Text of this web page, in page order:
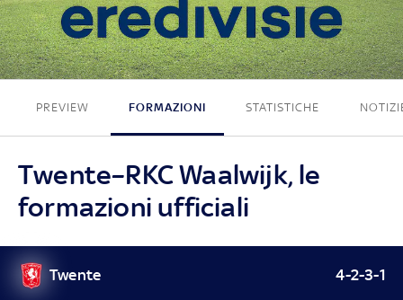
3 - 0
PREVIEW FORMAZIONI STATISTICHE
Twente–RKC Waalwijk, le
formazioni ufficiali
Twente 4-2-3-1